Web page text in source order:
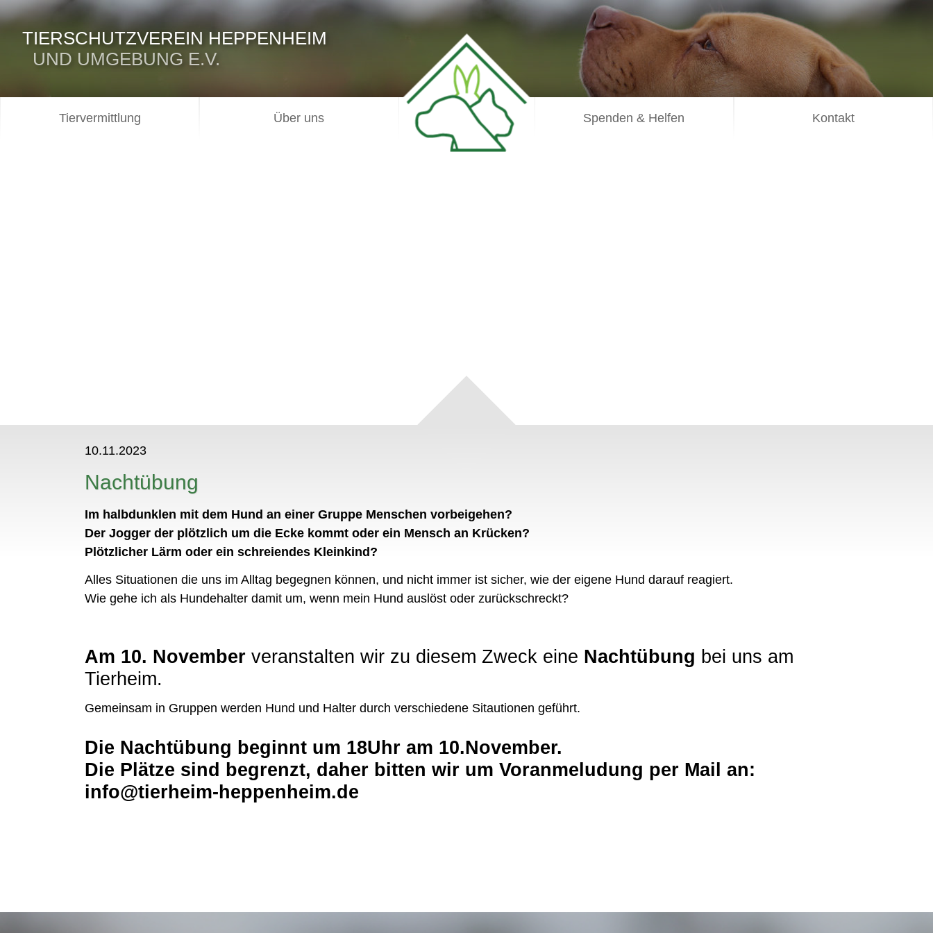
TIERSCHUTZVEREIN HEPPENHEIM
UND UMGEBUNG E.V.
Tiervermittlung Über uns Spenden & Helfen Kontakt
10.11.2023
Nachtübung
Im halbdunklen mit dem Hund an einer Gruppe Menschen vorbeigehen?
Der Jogger der plötzlich um die Ecke kommt oder ein Mensch an Krücken?
Plötzlicher Lärm oder ein schreiendes Kleinkind?
Alles Situationen die uns im Alltag begegnen können, und nicht immer ist sicher, wie der eigene Hund darauf reagiert.
Wie gehe ich als Hundehalter damit um, wenn mein Hund auslöst oder zurückschreckt?
Am 10. November veranstalten wir zu diesem Zweck eine Nachtübung bei uns am
Tierheim.
Gemeinsam in Gruppen werden Hund und Halter durch verschiedene Sitautionen geführt.
Die Nachtübung beginnt um 18Uhr am 10.November.
Die Plätze sind begrenzt, daher bitten wir um Voranmeludung per Mail an:
info@tierheim-heppenheim.de